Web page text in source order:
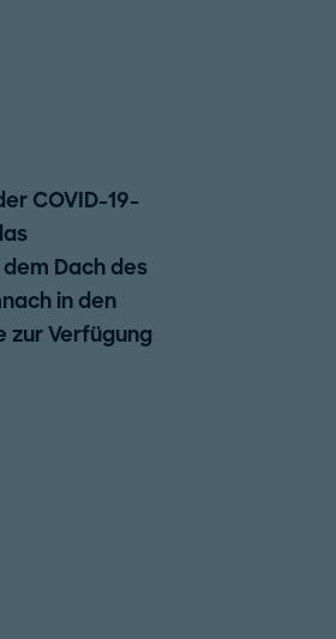
COVID-19-
Dach des
in den
zur Verfügung